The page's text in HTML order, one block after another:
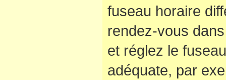
fuseau horaire
rendez-vous
et réglez le
adéquate, par